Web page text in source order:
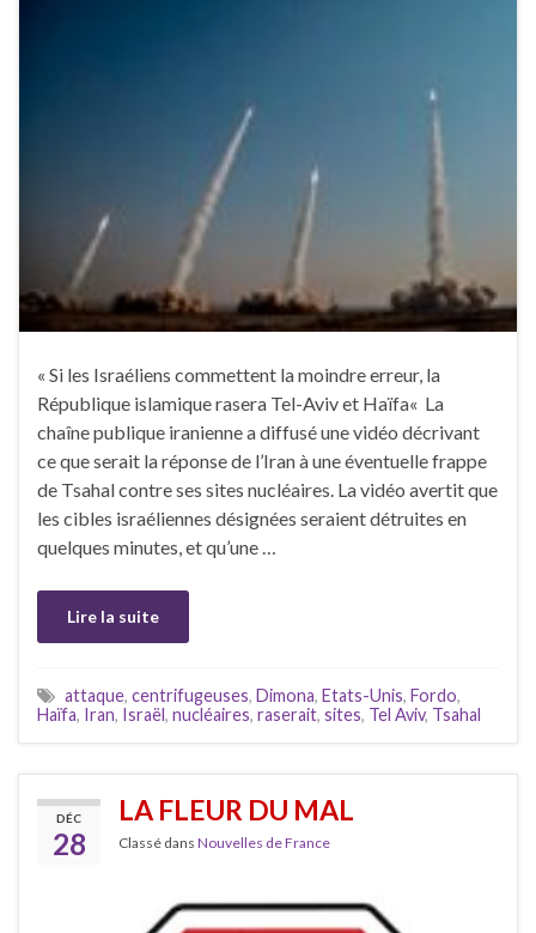
« Si les Israéliens commettent la moindre erreur, la
République islamique rasera Tel-Aviv et Haïfa« La
chaîne publique iranienne a diffusé une vidéo décrivant
ce que serait la réponse de l’Iran à une éventuelle frappe
de Tsahal contre ses sites nucléaires. La vidéo avertit que
les cibles israéliennes désignées seraient détruites en
quelques minutes, et qu’une …
Lire la suite
attaque, centrifugeuses, Dimona, Etats-Unis, Fordo,
Haïfa, Iran, Israël, nucléaires, raserait, sites, Tel Aviv, Tsahal
DÉC
28
LA FLEUR DU MAL
Classé dans Nouvelles de France